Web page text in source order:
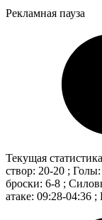
Рекламная пауза
Текущая
створ: 20-20 ;
броски: 6-8 ;
атаке: 09:28-04:36